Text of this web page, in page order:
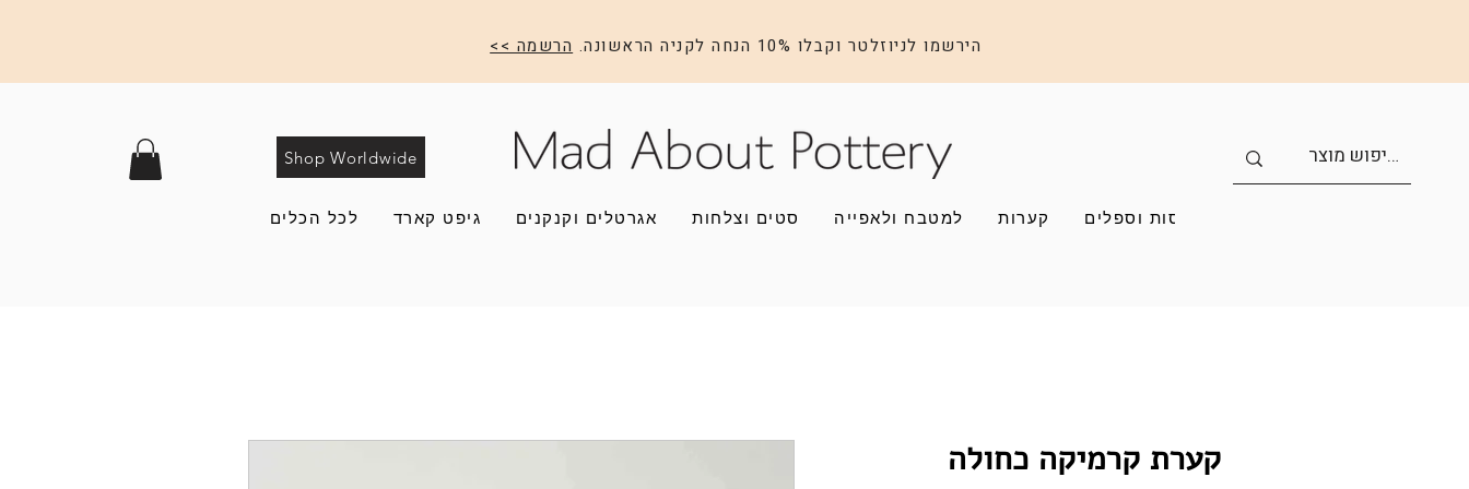
הירשמו לניוזלטר וקבלו 10% הנחה לקניה הראשונה. הרשמה >>
Shop Worldwide
כוסות וספלים קערות למטבח ולאפייה סטים וצלחות אגרטלים וקנקנים גיפט קארד לכל הכלים
קערת קרמיקה כחולה